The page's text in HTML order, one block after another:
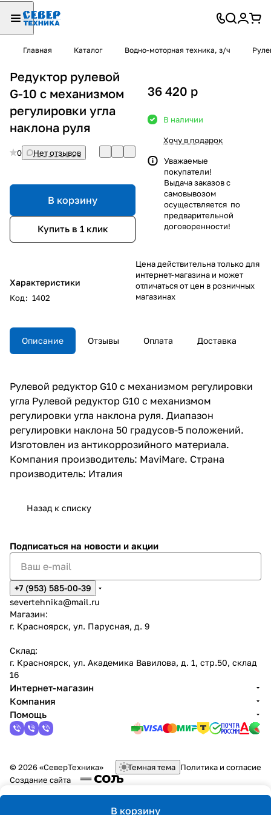
Главная Каталог Водно-моторная техника, з/ч
Редуктор рулевой
G-10 с механизмом
регулировки угла
наклона руля
0 Нет отзывов
В корзину
Купить в 1 клик
Характеристики
Код: 1402
36 420 p
В наличии
Хочу в подарок
Уважаемые
покупатели!
Выдача заказов с
самовывозом
осуществляется по
предварительной
договоренности!
Цена действительна только для
интернет-магазина и может
отличаться от цен в розничных
магазинах
Описание Отзывы Оплата Доставка
Рулевой редуктор G10 с механизмом регулировки
угла Рулевой редуктор G10 с механизмом
регулировки угла наклона руля. Диапазон
регулировки наклона 50 градусов-5 положений.
Изготовлен из антикоррозийного материала.
Компания производитель: MaviMare. Страна
производитель: Италия
Назад к списку
В корзину
Подписаться на новости и акции
+7 (953) 585-00-39
severtehnika@mail.ru
Магазин:
г. Красноярск, ул. Парусная, д. 9
Склад:
г. Красноярск, ул. Академика Вавилова, д. 1, стр.50, склад
16
Интернет-магазин
Компания
Помощь
© 2026 «СеверТехника» Темная тема Политика и согласие
Создание сайта